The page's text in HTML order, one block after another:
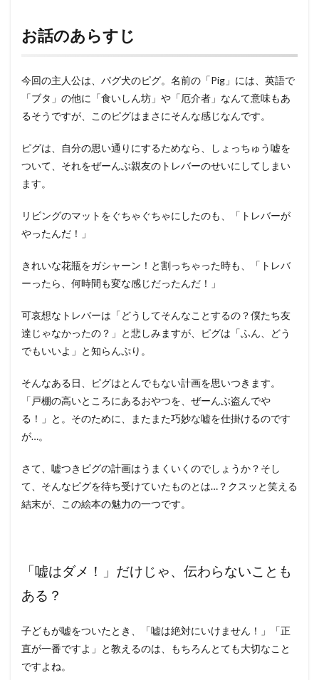
お話のあらすじ
今回の主人公は、パグ犬のピグ。名前の「Pig」には、英語で
「ブタ」の他に「食いしん坊」や「厄介者」なんて意味もあ
るそうですが、このピグはまさにそんな感じなんです。
ピグは、自分の思い通りにするためなら、しょっちゅう嘘を
ついて、それをぜーんぶ親友のトレバーのせいにしてしまい
ます。
リビングのマットをぐちゃぐちゃにしたのも、「トレバーが
やったんだ！」
きれいな花瓶をガシャーン！と割っちゃった時も、「トレバ
ーったら、何時間も変な感じだったんだ！」
可哀想なトレバーは「どうしてそんなことするの？僕たち友
達じゃなかったの？」と悲しみますが、ピグは「ふん、どう
でもいいよ」と知らんぷり。
そんなある日、ピグはとんでもない計画を思いつきます。
「戸棚の高いところにあるおやつを、ぜーんぶ盗んでや
る！」と。そのために、またまた巧妙な嘘を仕掛けるのです
が…。
さて、嘘つきピグの計画はうまくいくのでしょうか？そし
て、そんなピグを待ち受けていたものとは…？クスッと笑える
結末が、この絵本の魅力の一つです。
「嘘はダメ！」だけじゃ、伝わらないことも
ある？
子どもが嘘をついたとき、「嘘は絶対にいけません！」「正
直が一番ですよ」と教えるのは、もちろんとても大切なこと
ですよね。